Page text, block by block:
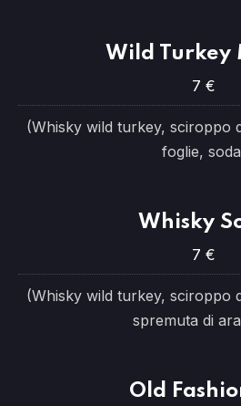
Wild Turkey
7 €
(Whisky wild turkey, sciroppo
foglie,
Whisky
7 €
(Whisky wild turkey, sciroppo
spremuta di
Old